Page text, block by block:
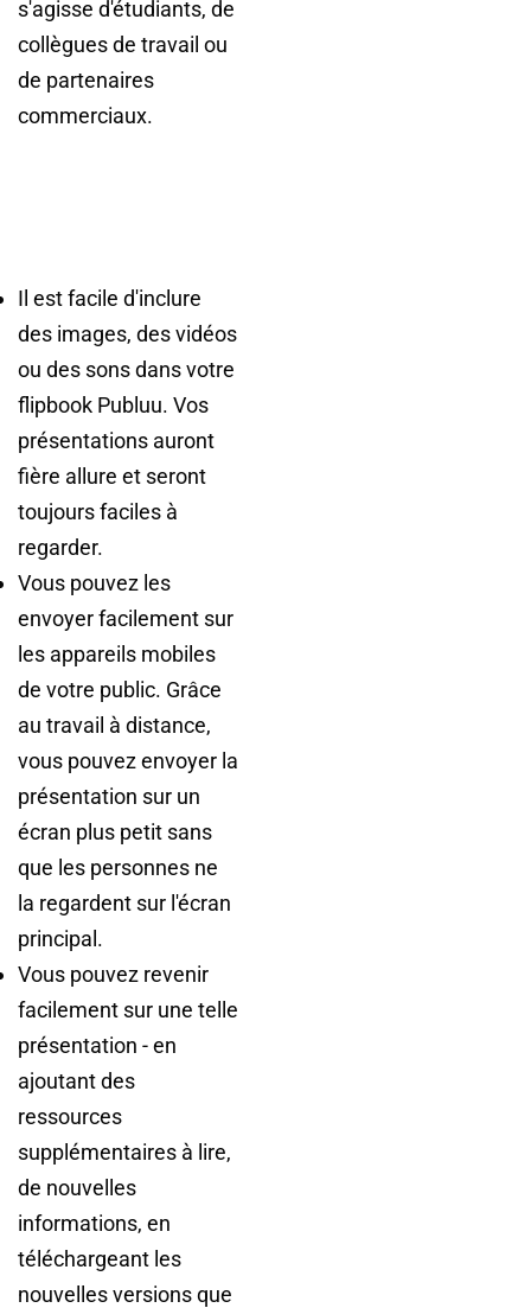
s'agisse d'étudiants, de
collègues de travail ou
de partenaires
commerciaux.
Il est facile d'inclure
des images, des vidéos
ou des sons dans votre
flipbook Publuu. Vos
présentations auront
fière allure et seront
toujours faciles à
regarder.
Vous pouvez les
envoyer facilement sur
les appareils mobiles
de votre public. Grâce
au travail à distance,
vous pouvez envoyer la
présentation sur un
écran plus petit sans
que les personnes ne
la regardent sur l'écran
principal.
Vous pouvez revenir
facilement sur une telle
présentation - en
ajoutant des
ressources
supplémentaires à lire,
de nouvelles
informations, en
téléchargeant les
nouvelles versions que